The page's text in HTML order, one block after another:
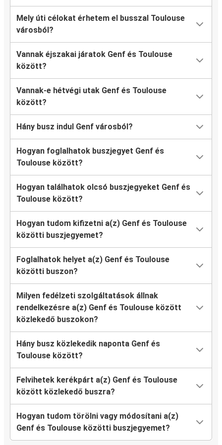
Mely úti célokat érhetem el busszal Toulouse
városból?
Vannak éjszakai járatok Genf és Toulouse
között?
Vannak-e hétvégi utak Genf és Toulouse
között?
Hány busz indul Genf városból?
Hogyan foglalhatok buszjegyet Genf és
Toulouse között?
Hogyan találhatok olcsó buszjegyeket Genf és
Toulouse között?
Hogyan tudom kifizetni a(z) Genf és Toulouse
közötti buszjegyemet?
Foglalhatok helyet a(z) Genf és Toulouse
közötti buszon?
Milyen fedélzeti szolgáltatások állnak
rendelkezésre a(z) Genf és Toulouse között
közlekedő buszokon?
Hány busz közlekedik naponta Genf és
Toulouse között?
Felvihetek kerékpárt a(z) Genf és Toulouse
között közlekedő buszra?
Hogyan tudom törölni vagy módosítani a(z)
Genf és Toulouse közötti buszjegyemet?